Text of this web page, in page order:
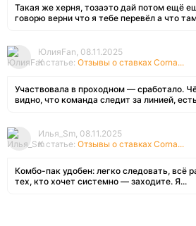
Такая же херня, тозаэто дай потом ещё
говорю верни что я тебе перевёл а что
ЮлияFan, 08.11.2025
К статье: Отзывы о ставках Corna...
Участвовала в проходном — сработало.
видно, что команда следит за линией,
Илья_Sm, 08.11.2025
К статье: Отзывы о ставках Corna...
Комбо-пак удобен: легко следовать, всё
тех, кто хочет системно — заходите. Я...